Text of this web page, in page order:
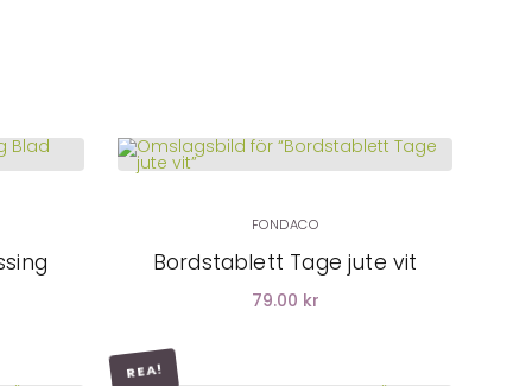
LÄGG I
VARUKORG
FONDACO
Bordstablett Tage jute vit
79.00 kr
REA!